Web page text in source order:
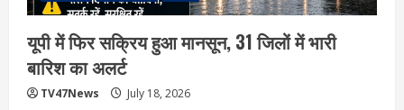
यूपी में फिर सक्रिय हुआ मानसून, 31 जिलों में भारी
बारिश का अलर्ट
TV47News July 18, 2026